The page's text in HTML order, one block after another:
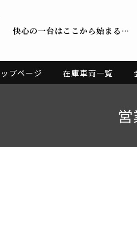
快心の一台はここから始まる…
ップページ 在庫車両一覧